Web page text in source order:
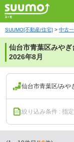
SUUMO[不動産/住宅] > 中古
仙台市青葉区みやぎ
2026年8月
仙台市青葉区/みや
絞り込み条件 : 指